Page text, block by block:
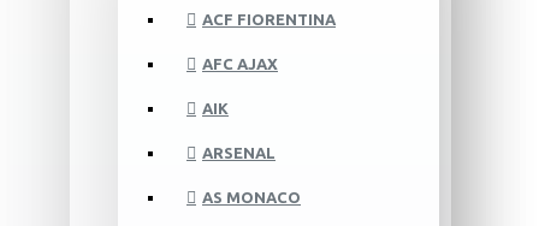
ACF FIORENTINA
AFC AJAX
AIK
ARSENAL
AS MONACO